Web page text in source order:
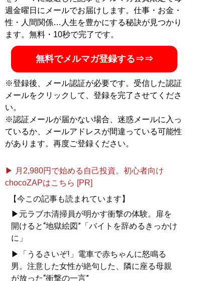
週金曜日にメールでお届けします。仕事・お金・
性・人間関係…人生を豊かにする秘訣が見つかり
ます。無料・10秒で完了です。
無料でメルマガ登録する⇒⇒
※登録後、メール認証が必要です。受信した認証
メールをクリックして、登録を完了させてくださ
い。
※認証メールが届かない場合、迷惑メールに入っ
ているか、メールアドレスが間違っている可能性
があります。再度ご登録ください。
▶ 月2,980円で始める自己投資。初心者向け
chocoZAPはこちら [PR]
【今この記事も読まれています】
▶元ラブホ清掃員が明かす衝撃の体験。扉を
開けると“地獄絵図”「バイトを辞めるきっかけ
に」
▶「うるさいぞ!」電車で赤ちゃんに怒鳴る
男。注意した女性が絶句した、隣に座る母親
が放った“衝撃の一言”